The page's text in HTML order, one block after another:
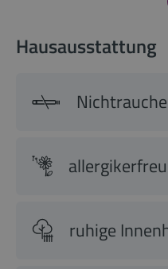
Hausausstattung
ruhige